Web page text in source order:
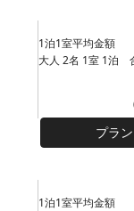
1泊1室平均金額
大人 2名 1室 1泊
プラ
1泊1室平均金額